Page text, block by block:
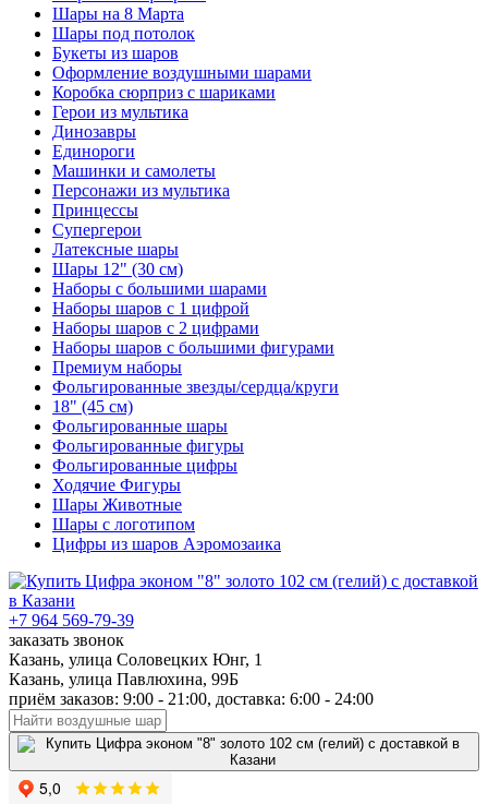
Шары на 8 Марта
Шары под потолок
Букеты из шаров
Оформление воздушными шарами
Коробка сюрприз с шариками
Герои из мультика
Динозавры
Единороги
Машинки и самолеты
Персонажи из мультика
Принцессы
Супергерои
Латексные шары
Шары 12" (30 см)
Наборы с большими шарами
Наборы шаров с 1 цифрой
Наборы шаров с 2 цифрами
Наборы шаров с большими фигурами
Премиум наборы
Фольгированные звезды/сердца/круги
18" (45 см)
Фольгированные шары
Фольгированные фигуры
Фольгированные цифры
Ходячие Фигуры
Шары Животные
Шары с логотипом
Цифры из шаров Аэромозаика
+7 964 569-79-39
заказать звонок
Казань, улица Соловецких Юнг, 1
Казань, улица Павлюхина, 99Б
приём заказов: 9:00 - 21:00, доставка: 6:00 - 24:00